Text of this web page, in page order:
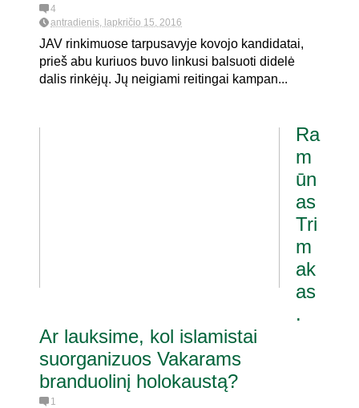
4
antradienis, lapkričio 15, 2016
JAV rinkimuose tarpusavyje kovojo kandidatai,
prieš abu kuriuos buvo linkusi balsuoti didelė
dalis rinkėjų. Jų neigiami reitingai kampan...
Ra
m
ūn
as
Tri
m
ak
as
.
Ar lauksime, kol islamistai
suorganizuos Vakarams
branduolinį holokaustą?
1